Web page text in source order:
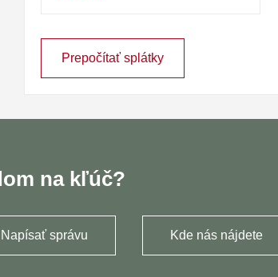
Prepočítať splátky
na kľúč?
Napísať správu Kde nás nájdete